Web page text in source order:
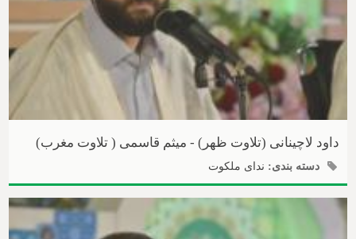
داود لاچینانی (تلاوت ظهر) - میثم قاسمی ( تلاوت مغرب)
دسته بندی: ندای ملکوت